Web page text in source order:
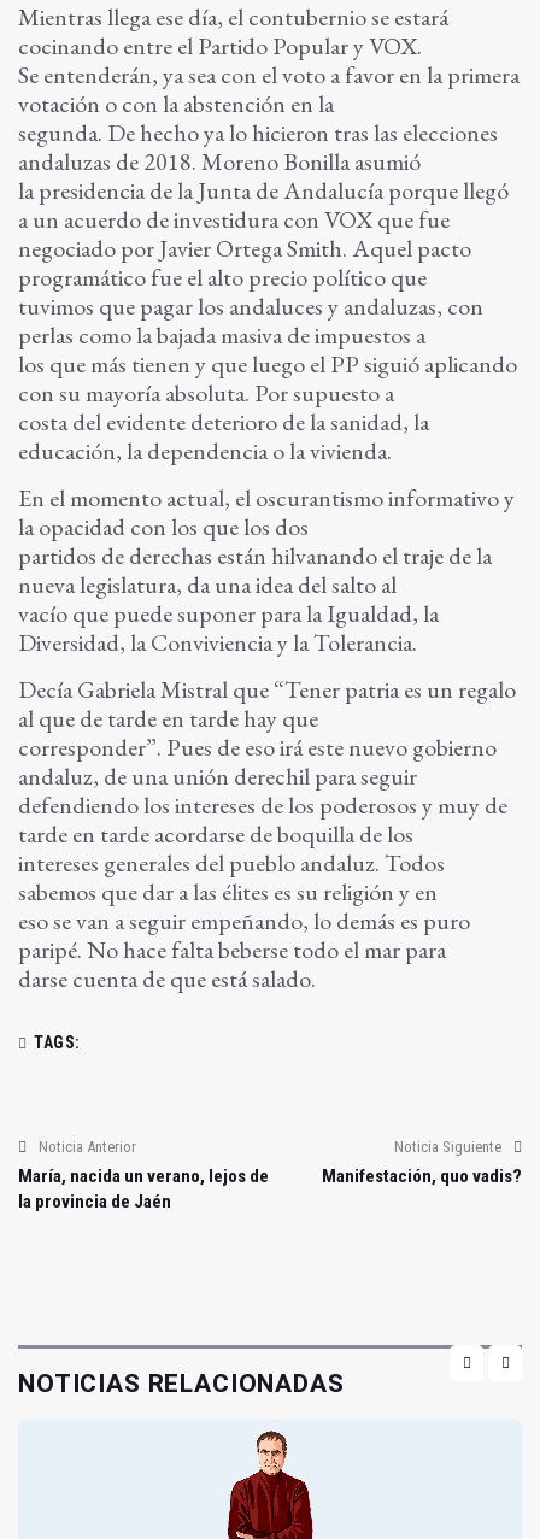
Mientras llega ese día, el contubernio se estará
cocinando entre el Partido Popular y VOX.
Se entenderán, ya sea con el voto a favor en la primera
votación o con la abstención en la
segunda. De hecho ya lo hicieron tras las elecciones
andaluzas de 2018. Moreno Bonilla asumió
la presidencia de la Junta de Andalucía porque llegó
a un acuerdo de investidura con VOX que fue
negociado por Javier Ortega Smith. Aquel pacto
programático fue el alto precio político que
tuvimos que pagar los andaluces y andaluzas, con
perlas como la bajada masiva de impuestos a
los que más tienen y que luego el PP siguió aplicando
con su mayoría absoluta. Por supuesto a
costa del evidente deterioro de la sanidad, la
educación, la dependencia o la vivienda.
En el momento actual, el oscurantismo informativo y
la opacidad con los que los dos
partidos de derechas están hilvanando el traje de la
nueva legislatura, da una idea del salto al
vacío que puede suponer para la Igualdad, la
Diversidad, la Conviviencia y la Tolerancia.
Decía Gabriela Mistral que “Tener patria es un regalo
al que de tarde en tarde hay que
corresponder”. Pues de eso irá este nuevo gobierno
andaluz, de una unión derechil para seguir
defendiendo los intereses de los poderosos y muy de
tarde en tarde acordarse de boquilla de los
intereses generales del pueblo andaluz. Todos
sabemos que dar a las élites es su religión y en
eso se van a seguir empeñando, lo demás es puro
paripé. No hace falta beberse todo el mar para
darse cuenta de que está salado.
TAGS:
Noticia Anterior
María, nacida un verano, lejos de
la provincia de Jaén
Noticia Siguiente
Manifestación, quo vadis?
NOTICIAS RELACIONADAS